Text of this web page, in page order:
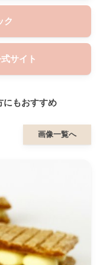
ク
サイト
にもおすすめ
画像一覧へ